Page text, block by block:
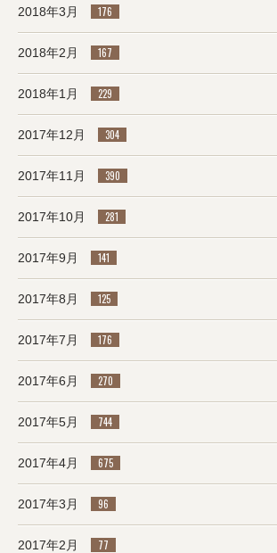
2018年3月 176
2018年2月 167
2018年1月 229
2017年12月 304
2017年11月 390
2017年10月 281
2017年9月 141
2017年8月 125
2017年7月 176
2017年6月 270
2017年5月 744
2017年4月 675
2017年3月 96
2017年2月 77